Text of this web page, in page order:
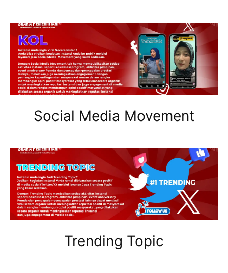
Social Media Movement
Trending Topic